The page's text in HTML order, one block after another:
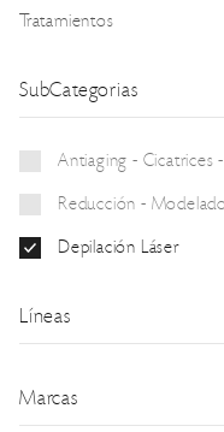
Tratamientos
SubCategorias
Antiaging - Cicatrices
Reducción -
Depilación Láser
Líneas
Marcas